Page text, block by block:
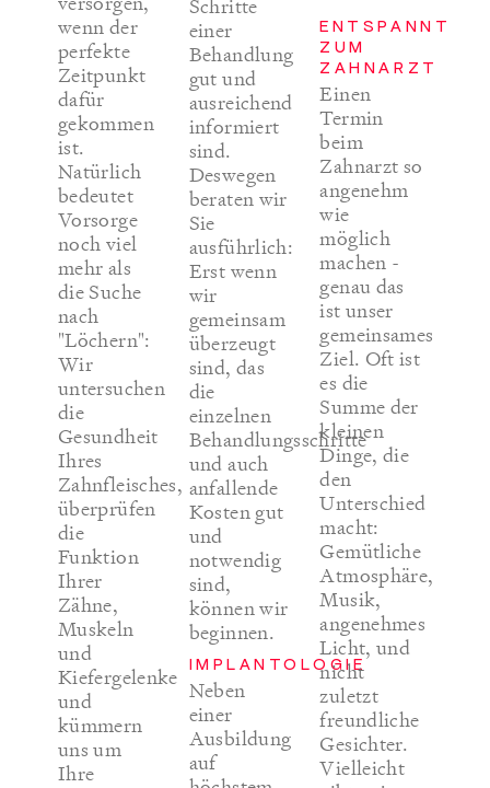
wenn der
perfekte
Zeitpunkt
dafür
gekommen
ist.
Natürlich
bedeutet
Vorsorge
noch viel
mehr als
die Suche
nach
"Löchern":
Wir
untersuchen
die
Gesundheit
Ihres
Zahnfleisches,
überprüfen
die
Funktion
Ihrer
Zähne,
Muskeln
und
Kiefergelenke
und
kümmern
uns um
Ihre
Schritte
einer
Behandlung
gut und
ausreichend
informiert
sind.
Deswegen
beraten wir
Sie
ausführlich:
Erst wenn
wir
gemeinsam
überzeugt
sind, das
die
einzelnen
Behandlungsschritte
und auch
anfallende
Kosten gut
und
notwendig
sind,
können wir
beginnen.
IMPLANTOLOGIE
Neben
einer
Ausbildung
auf
ENTSPANNT
ZUM
ZAHNARZT
Einen
Termin
beim
Zahnarzt so
angenehm
wie
möglich
machen -
genau das
ist unser
gemeinsames
Ziel. Oft ist
es die
Summe der
kleinen
Dinge, die
den
Unterschied
macht:
Gemütliche
Atmosphäre,
Musik,
angenehmes
Licht, und
nicht
zuletzt
freundliche
Gesichter.
Vielleicht